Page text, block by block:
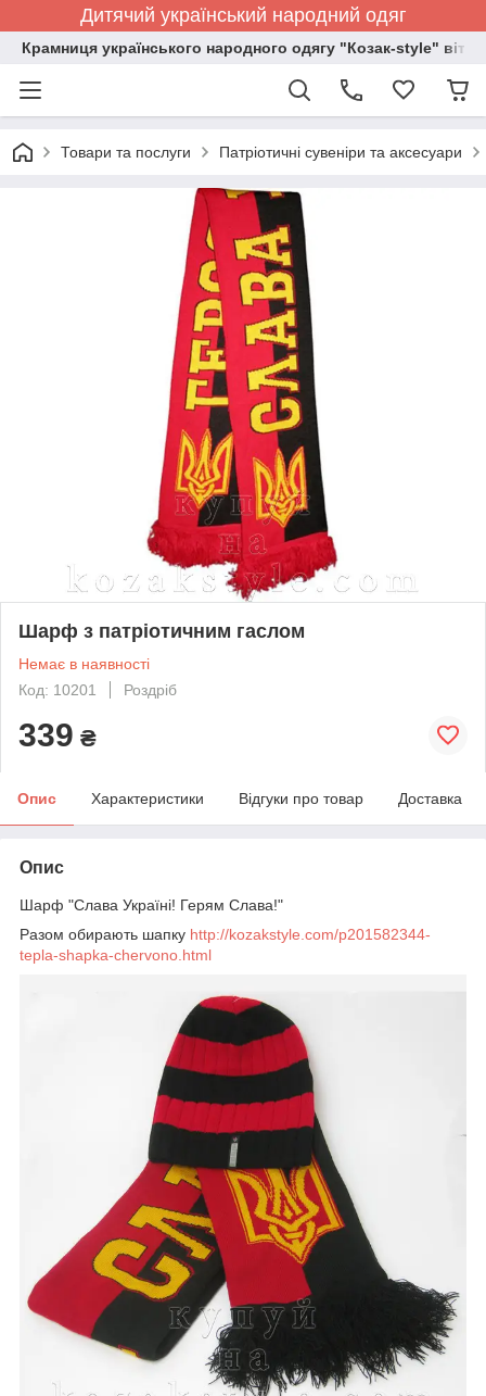
Дитячий український народний одяг
Крамниця українського народного одягу "Козак-style"
Товари та послуги Патріотичні сувеніри та аксесуари
Шарф з патріотичним гаслом
Немає в наявності
Код: 10201
Роздріб
339 ₴
Опис Характеристики Відгуки про товар Доставка
Опис
Шарф "Слава Україні! Герям Слава!"
Разом обирають шапку http://kozakstyle.com/p201582344-
tepla-shapka-chervono.html